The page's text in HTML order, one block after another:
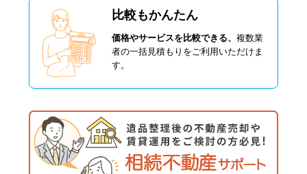
比較もかんたん
価格やサービスを比較できる、複数業
者の一括見積もりをご利用いただけま
す。